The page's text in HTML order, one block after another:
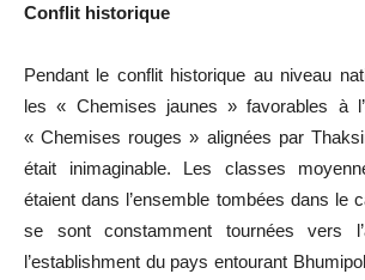
Conflit historique
Pendant le conflit historique au niveau
les « Chemises jaunes » favorables à
« Chemises rouges » alignées par
était inimaginable. Les classes
étaient dans l’ensemble tombées dans le
se sont constamment tournées vers
l’establishment du pays entourant